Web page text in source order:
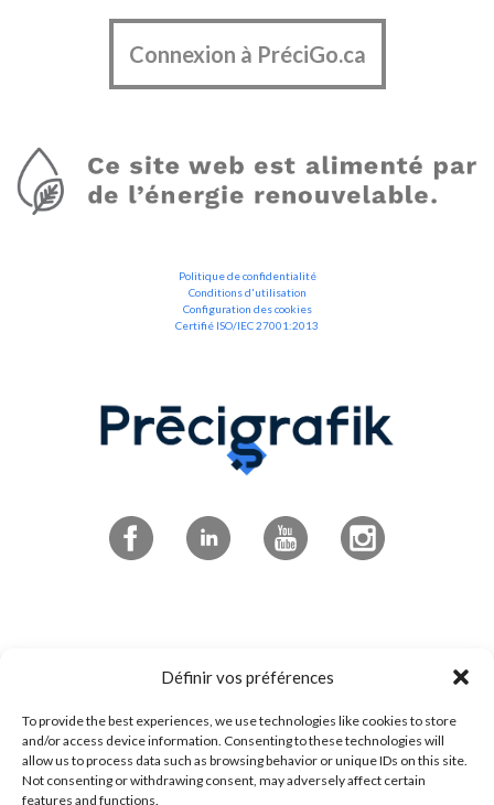
Définir vos préférences
To provide the best experiences, we use technologies like cookies to store
and/or access device information. Consenting to these technologies will
allow us to process data such as browsing behavior or unique IDs on this site.
Not consenting or withdrawing consent, may adversely affect certain
features and functions.
Connexion à PréciGo.ca
Politique de confidentialité
Conditions d'utilisation
Configuration des cookies
Certifié ISO/IEC 27001:2013
4545 boulevard de Portland
Sherbrooke, QC